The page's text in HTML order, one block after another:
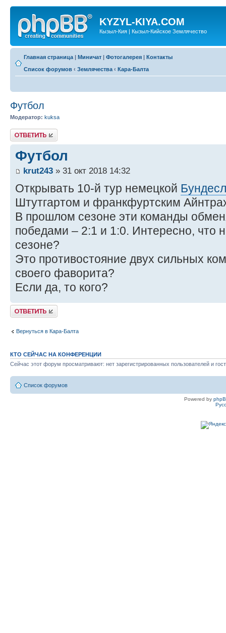
KYZYL-KIYA.COM
Кызыл-Кия | Кызыл-Кийское Землячество
Главная страница | Миничат | Фотогалерея | Контакты
Список форумов ‹ Землячества ‹ Кара-Балта
Футбол
Модератор: kuksa
Ответить
Футбол
krut243 » 31 окт 2018 14:32
Открывать 10-й тур немецкой
Штутгартом и франкфуртским
В прошлом сезоне эти команды
победами – 2:1 и 1:0. Интересно, что
сезоне?
Это противостояние двух сильных
своего фаворита?
Если да, то кого?
Ответить
Вернуться в Кара-Балта
КТО СЕЙЧАС НА КОНФЕРЕНЦИИ
Сейчас этот форум просматривают: нет зарегистрированных пользователей и
Список форумов
Powered by